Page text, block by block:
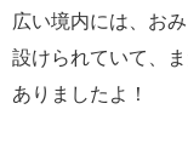
広い境内には、お
設けられていて、
ありましたよ！